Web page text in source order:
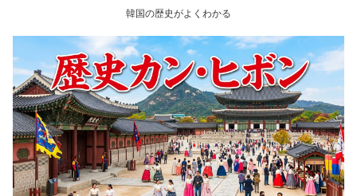
韓国の歴史がよくわかる